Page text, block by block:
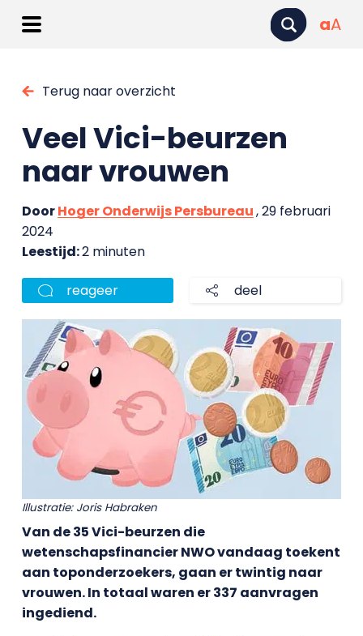
aA
Terug naar overzicht
Veel Vici-beurzen
naar vrouwen
DoorHoger Onderwijs Persbureau, 29 februari
2024
Leestijd:2 minuten
reageer deel
Illustratie: Joris Habraken
Van de 35 Vici-beurzen die
wetenschapsfinancier NWO vandaag toekent
aan toponderzoekers, gaan er twintig naar
vrouwen. In totaal waren er 337 aanvragen
ingediend.